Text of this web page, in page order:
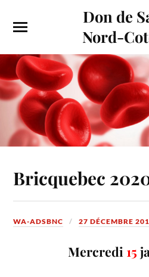
Don de
Nord-
Bricquebec
WA-ADSBNC 27 DÉCEMBRE
Mercredi 15